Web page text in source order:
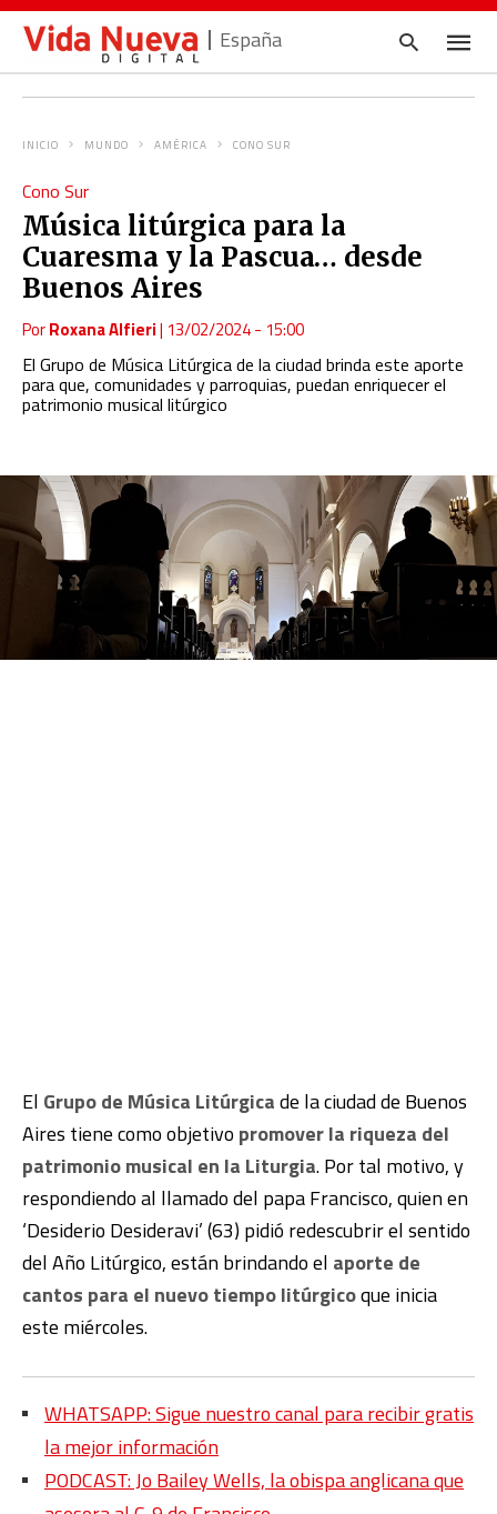
España
INICIO MUNDO AMÉRICA CONO SUR
Cono Sur
Música litúrgica para la
Cuaresma y la Pascua… desde
Buenos Aires
PorRoxana Alfieri| 13/02/2024 - 15:00
El Grupo de Música Litúrgica de la ciudad brinda este aporte
para que, comunidades y parroquias, puedan enriquecer el
patrimonio musical litúrgico
El Grupo de Música Litúrgicade la ciudad de Buenos
Aires tiene como objetivo promover la riqueza del
patrimonio musical en la Liturgia. Por tal motivo, y
respondiendo al llamado del papa Francisco, quien en
‘Desiderio Desideravi’ (63) pidió redescubrir el sentido
del Año Litúrgico, están brindando el aporte de
cantos para el nuevo tiempo litúrgicoque inicia
este miércoles.
WHATSAPP: Sigue nuestro canal para recibir gratis
la mejor información
PODCAST: Jo Bailey Wells, la obispa anglicana que